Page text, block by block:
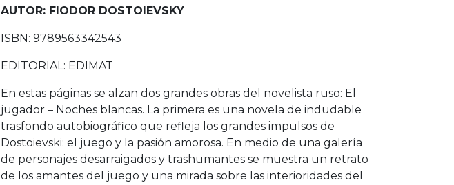
AUTOR: FIODOR DOSTOIEVSKY
ISBN: 9789563342543
EDITORIAL: EDIMAT
En estas páginas se alzan dos grandes obras del novelista ruso: El
jugador – Noches blancas. La primera es una novela de indudable
trasfondo autobiográfico que refleja los grandes impulsos de
Dostoievski: el juego y la pasión amorosa. En medio de una galería
de personajes desarraigados y trashumantes se muestra un retrato
de los amantes del juego y una mirada sobre las interioridades del